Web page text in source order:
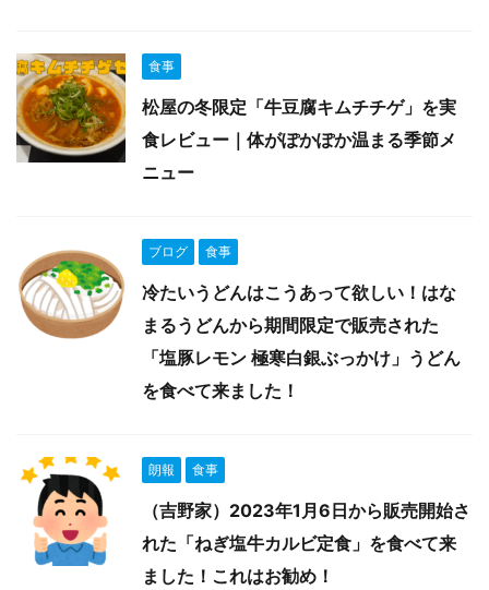
食事
松屋の冬限定「牛豆腐キムチチゲ」を実
食レビュー｜体がぽかぽか温まる季節メ
ニュー
ブログ 食事
冷たいうどんはこうあって欲しい！はな
まるうどんから期間限定で販売された
「塩豚レモン 極寒白銀ぶっかけ」うどん
を食べて来ました！
朗報 食事
（吉野家）2023年1月6日から販売開始さ
れた「ねぎ塩牛カルビ定食」を食べて来
ました！これはお勧め！